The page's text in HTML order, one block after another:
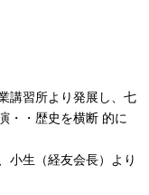
講習所より発展し、七
・・歴史を横断 的に
小生（経友会長）より